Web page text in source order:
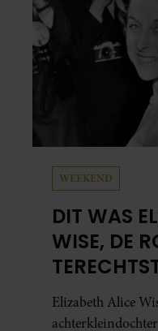
WEEKEND
DIT WAS
WISE, DE
DOOD VAN
Elizabeth Alice